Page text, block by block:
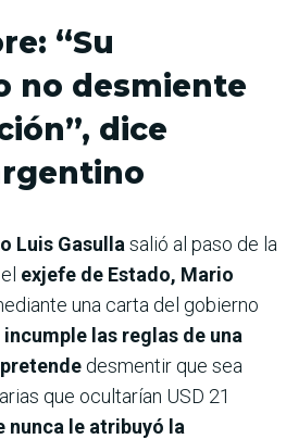
“Su
no desmiente
dice
Luis Gasulla salió al paso de la
exjefe de Estado, Mario
una carta del gobierno
las reglas de una
desmentir que sea
que ocultarían USD 21
nunca le atribuyó la